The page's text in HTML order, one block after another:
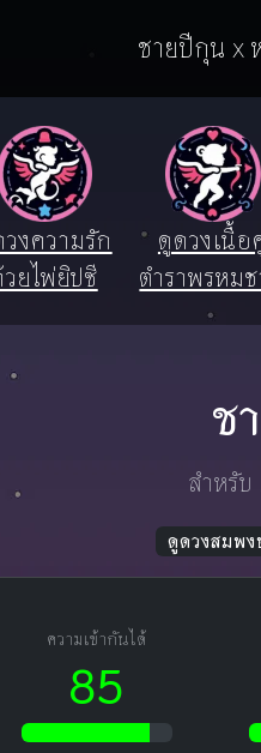
ชายปีกุน x
งความรัก
ยไพ่ยิปซี
ดูดวงเนื้อ
ตำราพรหม
ช
สำหรั
ดูดวงสมพ
ความเข้ากันได้
85